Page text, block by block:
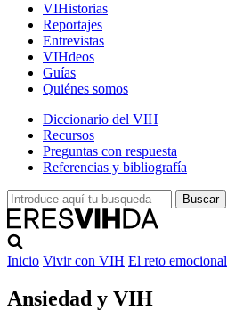
VIHistorias
Reportajes
Entrevistas
VIHdeos
Guías
Quiénes somos
Diccionario del VIH
Recursos
Preguntas con respuesta
Referencias y bibliografía
Inicio Vivir con VIH El reto emocional
Ansiedad y VIH